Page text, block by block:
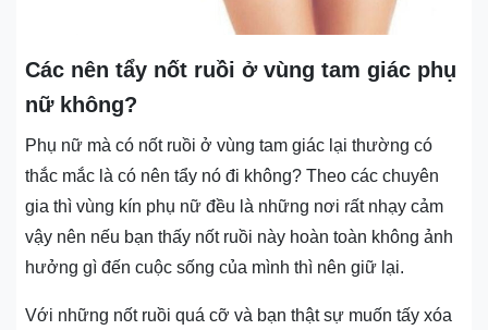
Các nên tẩy nốt ruồi ở vùng tam giác phụ
nữ không?
Phụ nữ mà có nốt ruồi ở vùng tam giác lại thường có
thắc mắc là có nên tẩy nó đi không? Theo các chuyên
gia thì vùng kín phụ nữ đều là những nơi rất nhạy cảm
vậy nên nếu bạn thấy nốt ruồi này hoàn toàn không ảnh
hưởng gì đến cuộc sống của mình thì nên giữ lại.
Với những nốt ruồi quá cỡ và bạn thật sự muốn tấy xóa